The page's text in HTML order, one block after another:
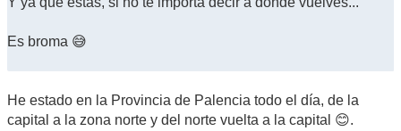
Es broma 😅
He estado en la Provincia de Palencia todo el día, de la
capital a la zona norte y del norte vuelta a la capital 😊.